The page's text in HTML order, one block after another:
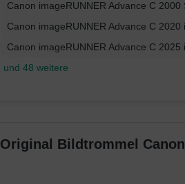
Canon imageRUNNER Advance C 2000
Canon imageRUNNER Advance C 2020 i
Canon imageRUNNER Advance C 2025 i
und 48 weitere
Original Bildtrommel Canon